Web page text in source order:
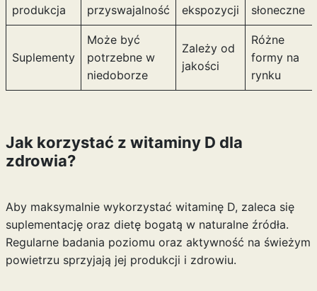
produkcja
przyswajalność
ekspozycji
słoneczne
Suplementy
Może być
potrzebne w
niedoborze
Zależy od
jakości
Różne
formy na
rynku
Jak korzystać z witaminy D dla
zdrowia?
Aby maksymalnie wykorzystać witaminę D, zaleca się
suplementację oraz dietę bogatą w naturalne źródła.
Regularne badania poziomu oraz aktywność na świeżym
powietrzu sprzyjają jej produkcji i zdrowiu.